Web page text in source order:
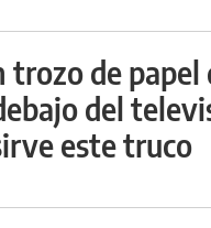
trozo de papel
del
este truco